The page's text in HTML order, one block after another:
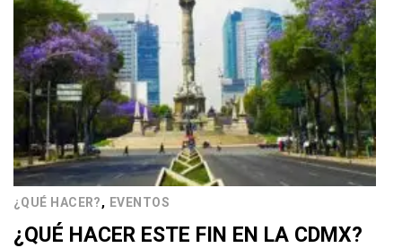
¿QUÉ HACER?, EVENTOS
¿QUÉ HACER ESTE FIN EN LA CDMX?